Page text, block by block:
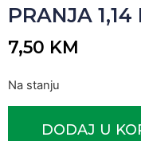
PRANJA
7,50 KM
Na stanju
DODAJ U